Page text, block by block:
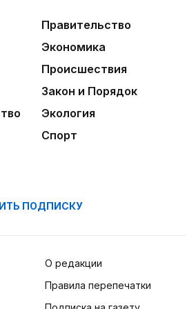
Правительство
Экономика
Происшествия
Закон и Порядок
Экология
Спорт
ПОДПИСКУ
О редакции
Правила перепечатки